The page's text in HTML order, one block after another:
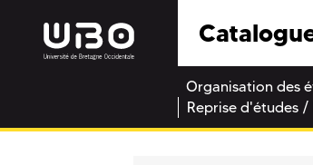
Organisation des
Reprise d'études